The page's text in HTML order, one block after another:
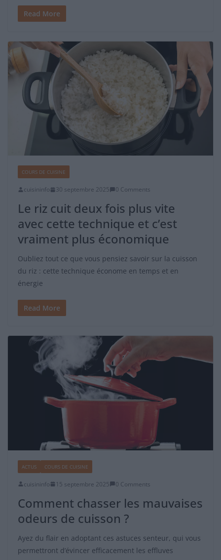
Read More
COURS DE CUISINE
cuisininfo 30 septembre 2025 0 Comments
Le riz cuit deux fois plus vite
avec cette technique et c’est
vraiment plus économique
Oubliez tout ce que vous pensiez savoir sur la cuisson
du riz : cette technique économe en temps et en
énergie
Read More
ACTUS COURS DE CUISINE
cuisininfo 15 septembre 2025 0 Comments
Comment chasser les mauvaises
odeurs de cuisson ?
Ayez du flair en adoptant ces astuces senteur, qui vous
permettront d’évincer efficacement les effluves